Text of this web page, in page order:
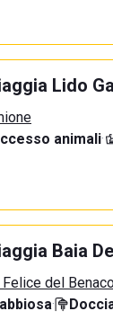
Lido
animali·
Baia
Felice del
·